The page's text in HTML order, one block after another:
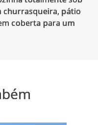
churrasqueira, pátio
coberta para um